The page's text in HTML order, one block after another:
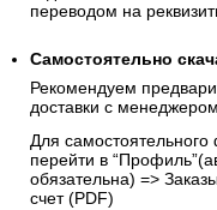
переводом на
Самостоятельно
Рекомендуем
доставки с
Для
перейти в
обязательна) =>
счет (PDF)